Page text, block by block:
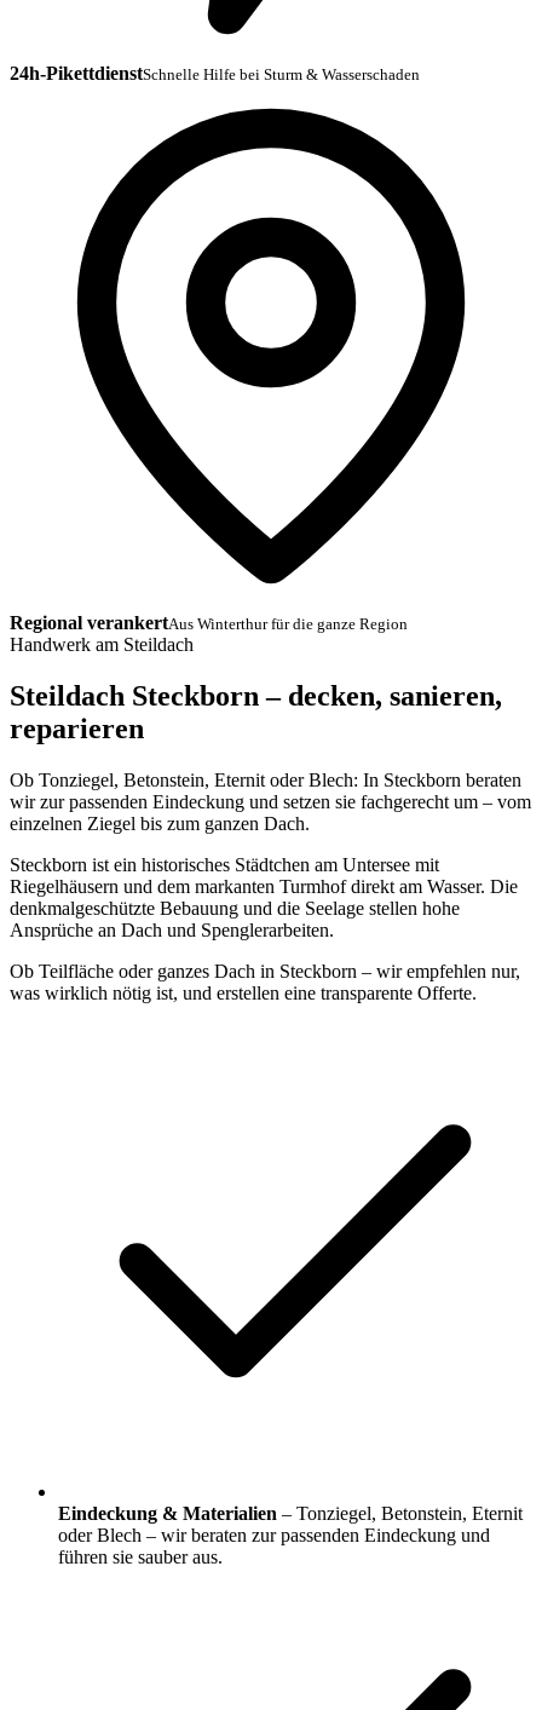
24h-PikettdienstSchnelle Hilfe bei Sturm & Wasserschaden
Regional verankertAus Winterthur für die ganze Region
Handwerk am Steildach
Steildach Steckborn – decken, sanieren,
reparieren
Ob Tonziegel, Betonstein, Eternit oder Blech: In Steckborn beraten
wir zur passenden Eindeckung und setzen sie fachgerecht um – vom
einzelnen Ziegel bis zum ganzen Dach.
Steckborn ist ein historisches Städtchen am Untersee mit
Riegelhäusern und dem markanten Turmhof direkt am Wasser. Die
denkmalgeschützte Bebauung und die Seelage stellen hohe
Ansprüche an Dach und Spenglerarbeiten.
Ob Teilfläche oder ganzes Dach in Steckborn – wir empfehlen nur,
was wirklich nötig ist, und erstellen eine transparente Offerte.
Eindeckung & Materialien – Tonziegel, Betonstein, Eternit
oder Blech – wir beraten zur passenden Eindeckung und
führen sie sauber aus.